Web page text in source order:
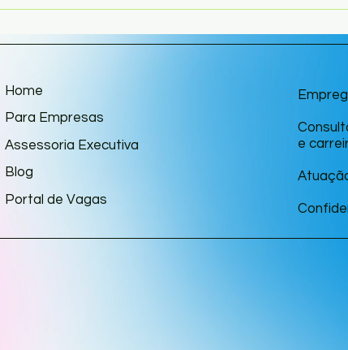
Miriam e o empresário Flávio
Augusto revelam sobre
Home
Para Empresas
Assessoria Executiva
Blog
Portal de Vagas
e